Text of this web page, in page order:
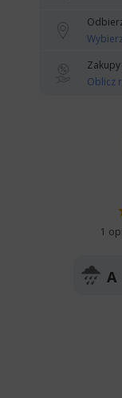
Zakupy
Oblicz
1
A